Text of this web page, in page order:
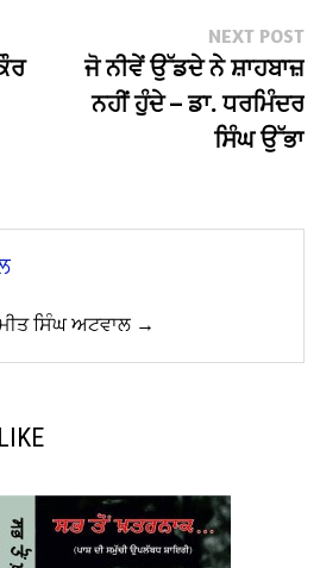
NEXT POST
ਜੋ ਨੀਵੇਂ ਉੱਡਦੇ ਨੇ ਸ਼ਾਹਬਾਜ਼
ਨਹੀਂ ਹੁੰਦੇ – ਡਾ. ਧਰਮਿੰਦਰ
ਸਿੰਘ ਉੱਭਾ
ਸਿੰਘ ਅਟਵਾਲ →